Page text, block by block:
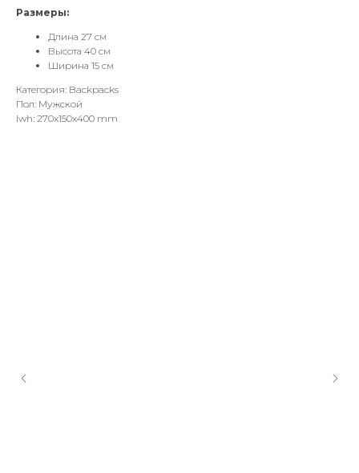
Размеры:
Длина 27 см
Высота 40 см
Ширина 15 см
Категория: Backpacks
Пол: Мужской
lwh: 270x150x400 mm